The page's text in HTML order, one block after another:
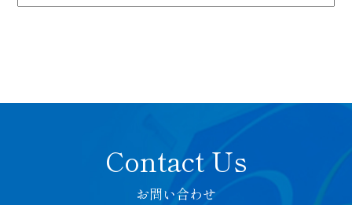
お問い合わせ